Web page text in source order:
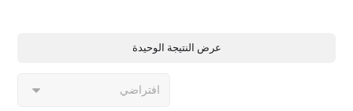
عرض النتيجة الوحيدة